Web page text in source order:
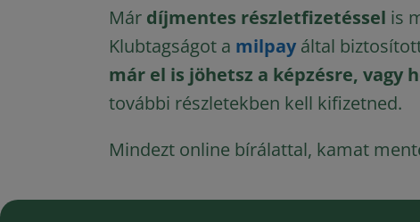
Már díjmentes részletfizetéssel is
Klubtagságot a milpayáltal
már el is jöhetsz a képzésre, vagy
további részletekben kell kifizetned.
Mindezt online bírálattal, kamat